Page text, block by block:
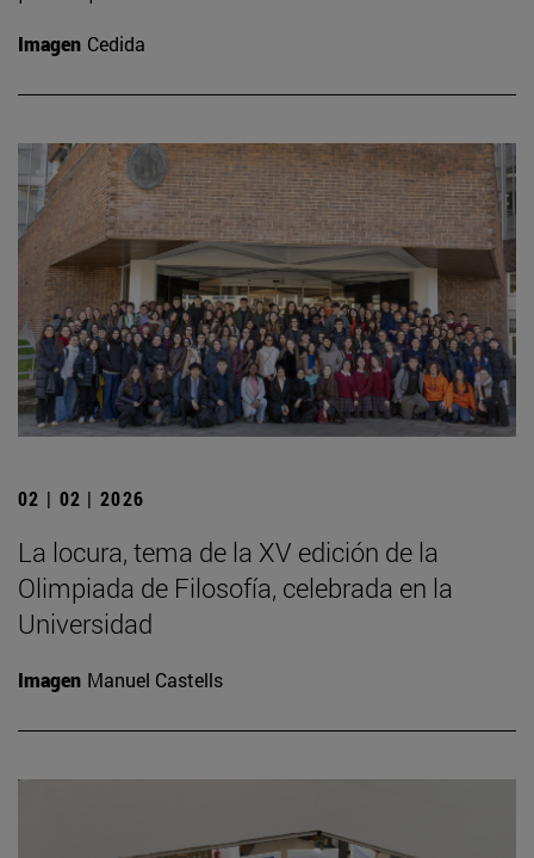
Imagen Cedida
02 | 02 | 2026
La locura, tema de la XV edición de la
Olimpiada de Filosofía, celebrada en la
Universidad
Imagen Manuel Castells